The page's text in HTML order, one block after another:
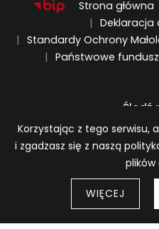
Strona główna
Standardy Ochrony
Państwowe
Śledź
BWA Wrocław
Informacja o
Korzystając z tego serwisu,
i zgadzasz się z naszą
plików
WIĘCEJ